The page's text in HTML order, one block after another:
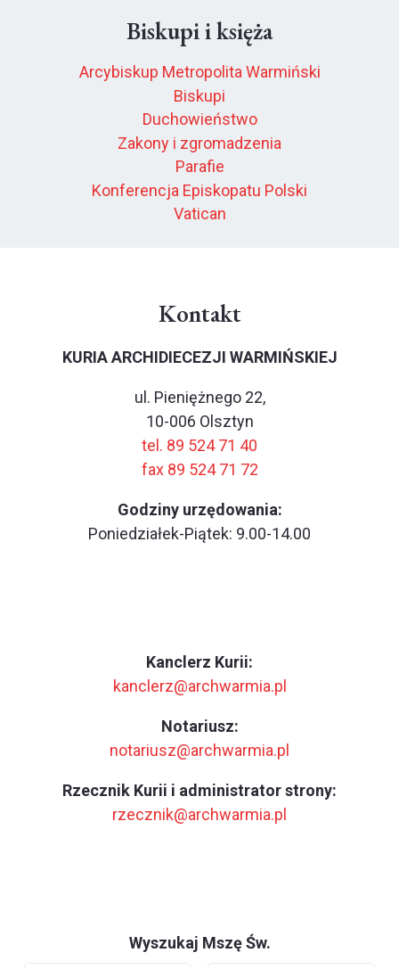
Biskupi i księża
Arcybiskup Metropolita Warmiński
Biskupi
Duchowieństwo
Zakony i zgromadzenia
Parafie
Konferencja Episkopatu Polski
Vatican
Kontakt
KURIA ARCHIDIECEZJI WARMIŃSKIEJ
ul. Pieniężnego 22,
10-006 Olsztyn
tel. 89 524 71 40
fax 89 524 71 72
Godziny urzędowania:
Poniedziałek-Piątek: 9.00-14.00
Kanclerz Kurii:
kanclerz@archwarmia.pl
Notariusz:
notariusz@archwarmia.pl
Rzecznik Kurii i administrator strony:
rzecznik@archwarmia.pl
Wyszukaj Mszę Św.